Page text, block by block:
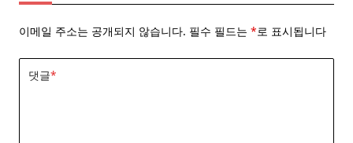
이메일 주소는 공개되지 않습니다. 필수 필드는 *로 표시됩니다
댓글*